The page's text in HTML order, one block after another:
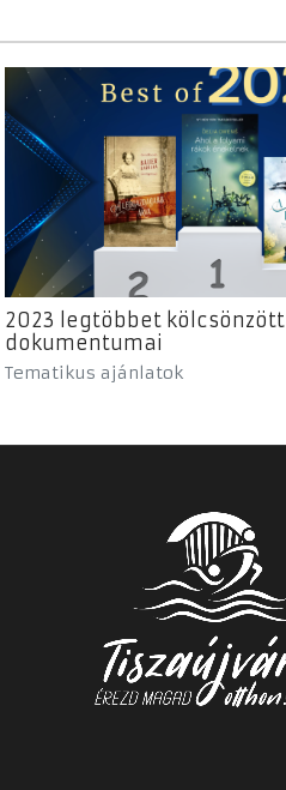
2023 legtöbbet kölcsönzött
dokumentumai
Tematikus ajánlatok